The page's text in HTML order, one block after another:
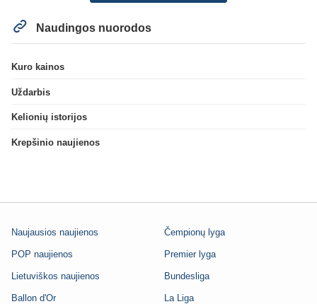
Naudingos nuorodos
Kuro kainos
Uždarbis
Kelionių istorijos
Krepšinio naujienos
Naujausios naujienos
POP naujienos
Lietuviškos naujienos
Ballon d'Or
Čempionų lyga
Premier lyga
Bundesliga
La Liga